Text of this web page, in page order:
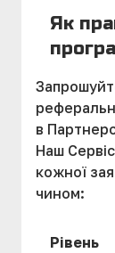
Як
в
Наш
кожної
чином:
Рівень